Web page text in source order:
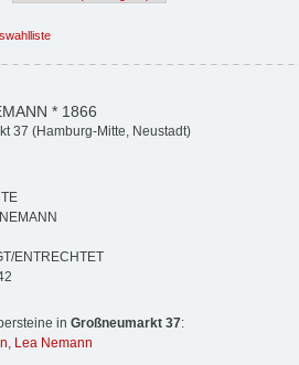
* 1866
37 (Hamburg-Mitte, Neustadt)
ENTRECHTET
in Großneumarkt 37:
, Lea Nemann